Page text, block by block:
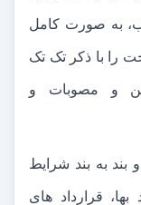
به صورت کامل
با ذکر تک تک
و مصوبات و
به بند شرایط
قرارداد های